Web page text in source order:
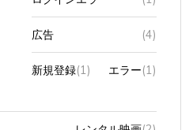
広告 (4)
新規登録 (1) エラー (1)
レンタル映画(2)